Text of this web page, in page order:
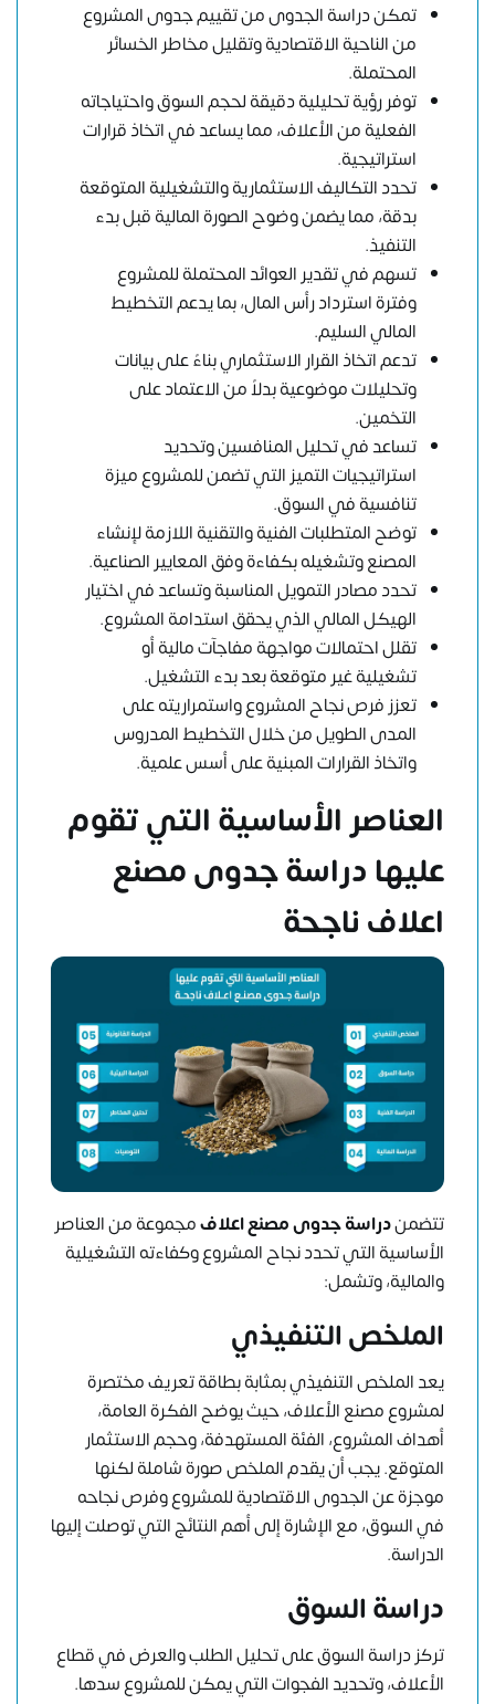
تمكن دراسة الجدوى من تقييم جدوى المشروع
من الناحية الاقتصادية وتقليل مخاطر الخسائر
المحتملة.
توفر رؤية تحليلية دقيقة لحجم السوق واحتياجاته
الفعلية من الأعلاف، مما يساعد في اتخاذ قرارات
استراتيجية.
تحدد التكاليف الاستثمارية والتشغيلية المتوقعة
بدقة، مما يضمن وضوح الصورة المالية قبل بدء
التنفيذ.
تسهم في تقدير العوائد المحتملة للمشروع
وفترة استرداد رأس المال، بما يدعم التخطيط
المالي السليم.
تدعم اتخاذ القرار الاستثماري بناءً على بيانات
وتحليلات موضوعية بدلاً من الاعتماد على
التخمين.
تساعد في تحليل المنافسين وتحديد
استراتيجيات التميز التي تضمن للمشروع ميزة
تنافسية في السوق.
توضح المتطلبات الفنية والتقنية اللازمة لإنشاء
المصنع وتشغيله بكفاءة وفق المعايير الصناعية.
تحدد مصادر التمويل المناسبة وتساعد في اختيار
الهيكل المالي الذي يحقق استدامة المشروع.
تقلل احتمالات مواجهة مفاجآت مالية أو
تشغيلية غير متوقعة بعد بدء التشغيل.
تعزز فرص نجاح المشروع واستمراريته على
المدى الطويل من خلال التخطيط المدروس
واتخاذ القرارات المبنية على أسس علمية.
العناصر الأساسية التي تقوم
عليها دراسة جدوى مصنع
اعلاف ناجحة
تتضمندراسة جدوى مصنع اعلافمجموعة من العناصر
الأساسية التي تحدد نجاح المشروع وكفاءته التشغيلية
والمالية، وتشمل:
الملخص التنفيذي
يعد الملخص التنفيذي بمثابة بطاقة تعريف مختصرة
لمشروع مصنع الأعلاف، حيث يوضح الفكرة العامة،
أهداف المشروع، الفئة المستهدفة، وحجم الاستثمار
المتوقع. يجب أن يقدم الملخص صورة شاملة لكنها
موجزة عن الجدوى الاقتصادية للمشروع وفرص نجاحه
في السوق، مع الإشارة إلى أهم النتائج التي توصلت إليها
الدراسة.
دراسة السوق
تركز دراسة السوق على تحليل الطلب والعرض في قطاع
الأعلاف، وتحديد الفجوات التي يمكن للمشروع سدها.